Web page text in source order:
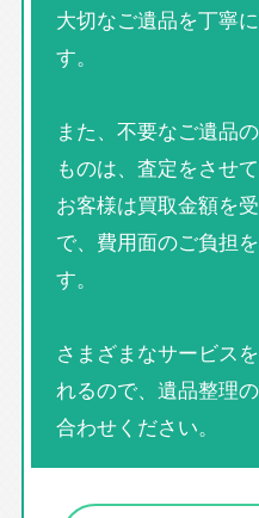
大切なご遺品を丁寧
す。
また、不要なご遺品
ものは、査定をさせ
お客様は買取金額を
で、費用面のご負担
す。
さまざまなサービス
れるので、遺品整理
合わせください。